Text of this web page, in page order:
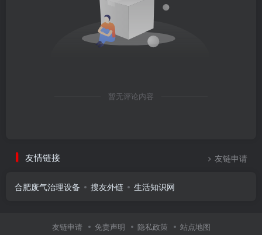
暂无评论内容
友情链接 友链申请
合肥废气治理设备 搜友外链 生活知识网
友链申请 免责声明 隐私政策 站点地图